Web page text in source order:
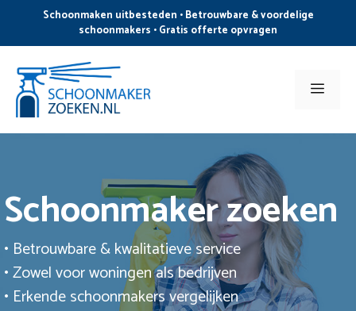
de
inhoud
Schoonmaken uitbesteden • Betrouwbare & voordelige
schoonmakers • Gratis offerte opvragen
Menu
Schoonmaker zoeken
• Betrouwbare & kwalitatieve service
• Zowel voor woningen als bedrijven
• Erkende schoonmakers vergelijken